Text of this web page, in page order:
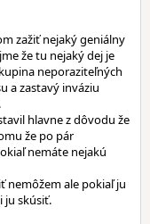
zažiť nejaký geniálny
že tu nejaký dej je
neporaziteľných
a zastavý inváziu
hlavne z dôvodu že
že po pár
nemáte nejakú
nemôžem ale pokiaľ ju
ju skúsiť.